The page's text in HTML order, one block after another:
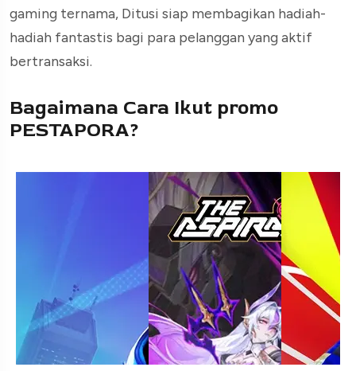
gaming ternama, Ditusi siap membagikan hadiah-
hadiah fantastis bagi para pelanggan yang aktif
bertransaksi.
Bagaimana Cara Ikut promo
PESTAPORA?